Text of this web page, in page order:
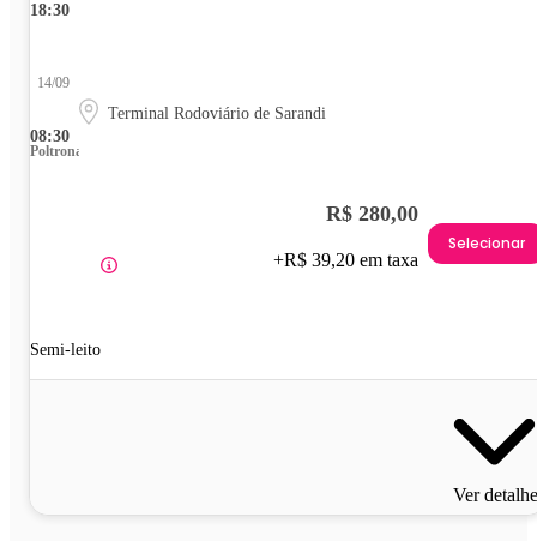
18:30
08:30
14/09
Terminal Rodoviário de Sarandi
Poltrona
Semi-leito
R$ 280,00
+R$ 39,20 em taxa
Selecionar
Ver